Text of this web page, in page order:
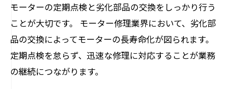
モーターの定期点検と劣化部品の交換をしっかり行う
ことが大切です。 モーター修理業界において、劣化部
品の交換によってモーターの長寿命化が図られます。
定期点検を怠らず、迅速な修理に対応することが業務
の継続につながります。